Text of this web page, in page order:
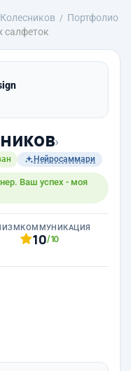
Портфолио
салфеток
›
Нейросаммари
Ваш успех - моя
КОММУНИКАЦИЯ
10/10